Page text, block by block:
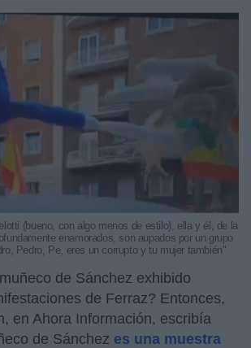
(bueno, con algo menos de estilo), ella y él, de la
enamorados, son aupados por un grupo
Pedro, Pe, eres un corrupto y tu mujer también"
de Sánchez exhibido
de Ferraz? Entonces,
en Ahora Información, escribía
de Sánchez es una muestra